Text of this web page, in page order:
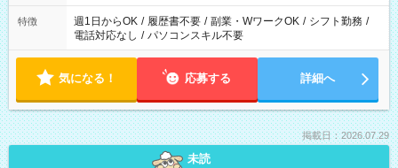
特徴 週1日からOK / 履歴書不要 / 副業・WワークOK / シフト勤務 /
電話対応なし / パソコンスキル不要
気になる！ 応募する 詳細へ
掲載日：2026.07.29
未読